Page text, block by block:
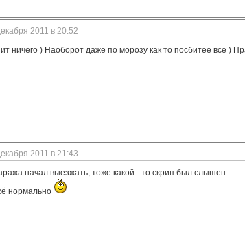
2011 в 20:52
ничего ) Наоборот даже по морозу как то посбитее все )
2011 в 21:43
начал выезжать, тоже какой - то скрип был слышен.
нормально